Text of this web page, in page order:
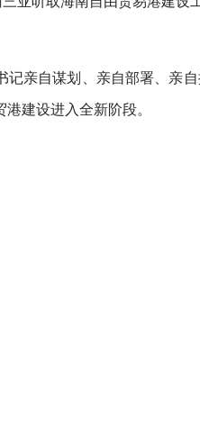
记亲自谋划、亲自部署、亲
建设进入全新阶段。